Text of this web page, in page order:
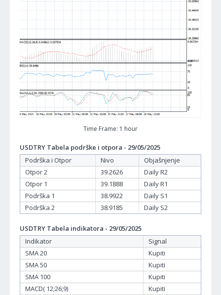
Time Frame: 1 hour
USDTRY Tabela podrške i otpora - 29/05/2025
Podrška i Otpor
Nivo
Objašnjenje
Otpor 2
39.2626
Daily R2
Otpor 1
39.1888
Daily R1
Podrška 1
38.9922
Daily S1
Podrška 2
38.9185 Daily S2
USDTRY Tabela indikatora - 29/05/2025
Indikator
Signal
SMA 20
Kupiti
SMA 50
Kupiti
SMA 100
Kupiti
MACD( 12;26;9)
Kupiti